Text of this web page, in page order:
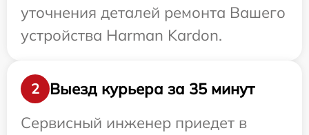
уточнения деталей ремонта Вашего
устройства Harman Kardon.
2
Выезд курьера за 35 минут
Сервисный инженер приедет в